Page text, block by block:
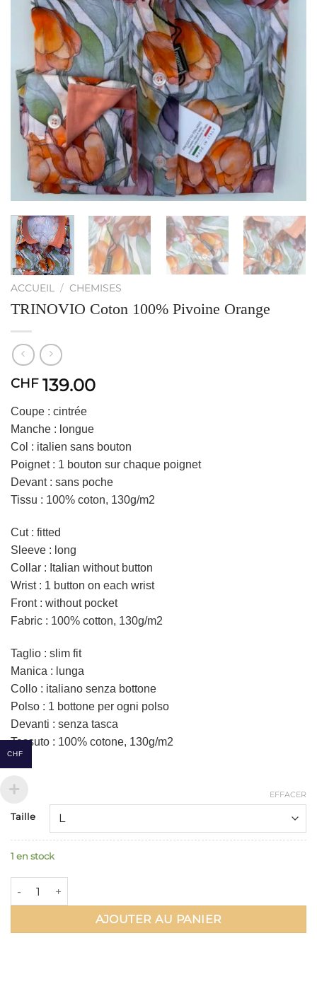
ACCUEIL / CHEMISES
TRINOVIO Coton 100% Pivoine Orange
CHF139.00
Coupe : cintrée
Manche : longue
Col : italien sans bouton
Poignet : 1 bouton sur chaque poignet
Devant : sans poche
Tissu : 100% coton, 130g/m2
Cut : fitted
Sleeve : long
Collar : Italian without button
Wrist : 1 button on each wrist
Front : without pocket
Fabric : 100% cotton, 130g/m2
Taglio : slim fit
Manica : lunga
Collo : italiano senza bottone
Polso : 1 bottone per ogni polso
Devanti : senza tasca
Tessuto : 100% cotone, 130g/m2
Taille
EFFACER
1 en stock
quantité de TRINOVIO Coton 100% Pivoine Orange
AJOUTER AU PANIER
Alternative:
CHF